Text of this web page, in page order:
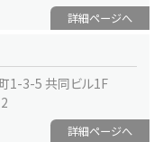
詳細ページへ
1-3-5 共同ビル1F
詳細ページへ